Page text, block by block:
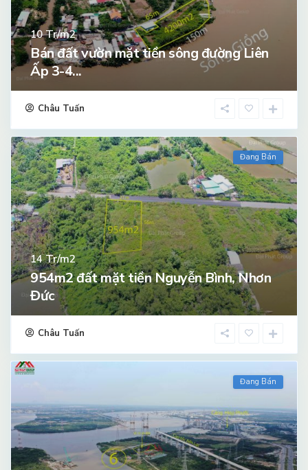
10Tr/m2
Bán đất vườn mặt tiền sông đường Liên
Ấp 3-4...
Châu Tuấn
Đang Bán
14Tr/m2
954m2 đất mặt tiền Nguyễn Bình, Nhơn
Đức
Châu Tuấn
Đang Bán